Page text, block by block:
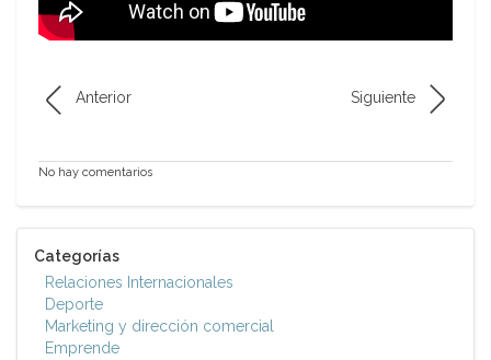
Anterior Siguiente
No hay comentarios
Categorías
Relaciones Internacionales
Deporte
Marketing y dirección comercial
Emprende